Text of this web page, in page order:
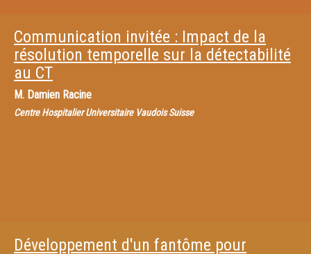
Communication invitée : Impact de la
résolution temporelle sur la détectabilité
au CT
M. Damien Racine
Centre Hospitalier Universitaire Vaudois Suisse
Développement d'un fantôme pour